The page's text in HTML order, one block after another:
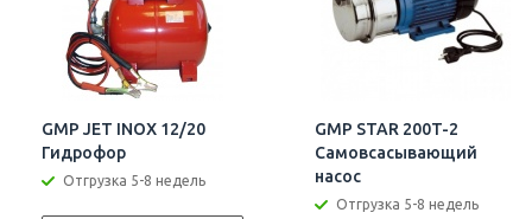
GMP JET INOX 12/20
Гидрофор
Отгрузка 5-8 недель
GMP STAR 200T-2
Самовсасывающий
насос
Отгрузка 5-8 недель